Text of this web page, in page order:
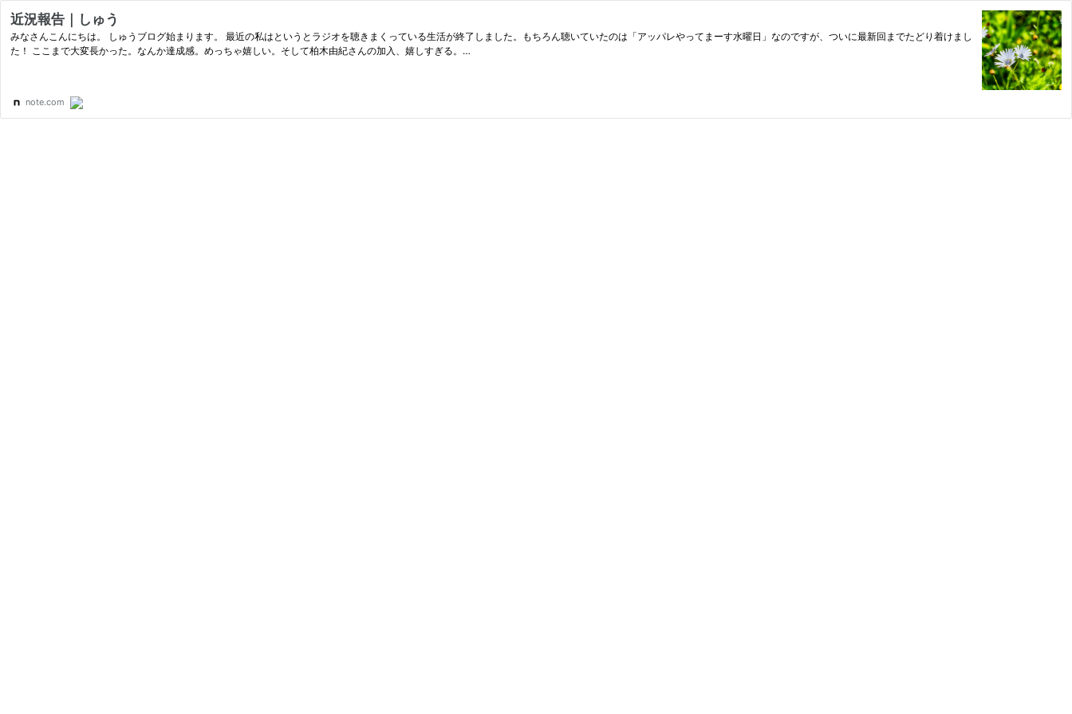
近況報告｜しゅう
みなさんこんにちは。 しゅうブログ始まります。 最近の私はというとラジオを聴きまくっている生活が終了しました。もちろん聴いていたのは「アッパレやってまーす水曜日」なのですが、ついに最新回までたどり着けまし
た！ ここまで大変長かった。なんか達成感。めっちゃ嬉しい。そして柏木由紀さんの加入、嬉しすぎる。…
note.com